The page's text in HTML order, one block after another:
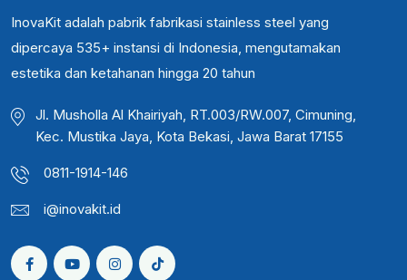
InovaKit adalah pabrik fabrikasi stainless steel yang
dipercaya 535+ instansi di Indonesia, mengutamakan
estetika dan ketahanan hingga 20 tahun
Jl. Musholla Al Khairiyah, RT.003/RW.007, Cimuning,
Kec. Mustika Jaya, Kota Bekasi, Jawa Barat 17155
0811-1914-146
i@inovakit.id